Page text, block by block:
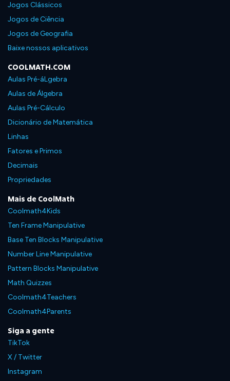
Jogos Clássicos
Jogos de Ciência
Jogos de Geografia
Baixe nossos aplicativos
COOLMATH.COM
Aulas Pré-áLgebra
Aulas de Álgebra
Aulas Pré-Cálculo
Dicionário de Matemática
Linhas
Fatores e Primos
Decimais
Propriedades
Mais de CoolMath
Coolmath4Kids
Ten Frame Manipulative
Base Ten Blocks Manipulative
Number Line Manipulative
Pattern Blocks Manipulative
Math Quizzes
Coolmath4Teachers
Coolmath4Parents
Siga a gente
TikTok
X / Twitter
Instagram